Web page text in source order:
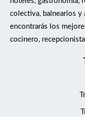
colectiva, balnearios y
encontrarás los
cocinero,